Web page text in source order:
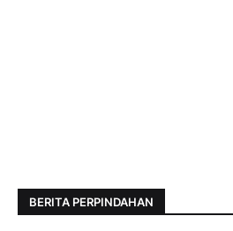
BERITA PERPINDAHAN